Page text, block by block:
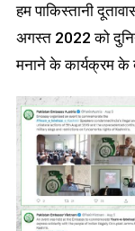
हम पाकिस्तानी
अगस्त 2022 को
मनाने के कार्यक्रम के